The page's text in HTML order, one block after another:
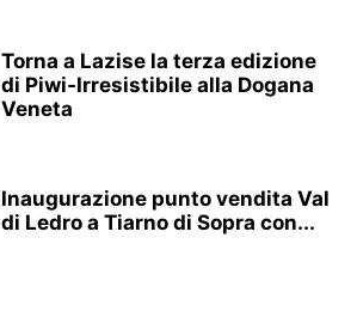
Torna a Lazise la terza edizione
di Piwi‑Irresistibile alla Dogana
Veneta
Inaugurazione punto vendita Val
di Ledro a Tiarno di Sopra con...